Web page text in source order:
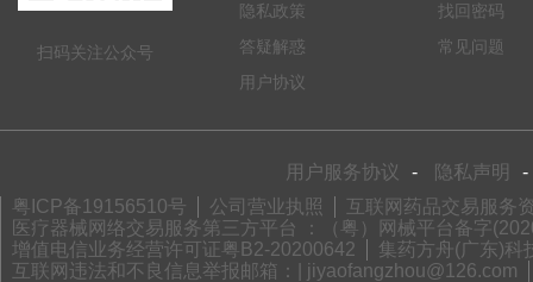
扫码关注公众号
隐私政策
答疑解惑
用户协议
找回密码
常见问题
用户服务协议 - 隐私声明
-
粤ICP备19156510号
公司营业执照
互联网药品交易服务
医疗器械网络交易服务第三方平台 ：（粤）网械平台备字
增值电信业务经营许可证粤B2-20200642
集药方舟(广东)科
互联网违法和不良信息举报邮箱：| jiyaofangzhou@126.com